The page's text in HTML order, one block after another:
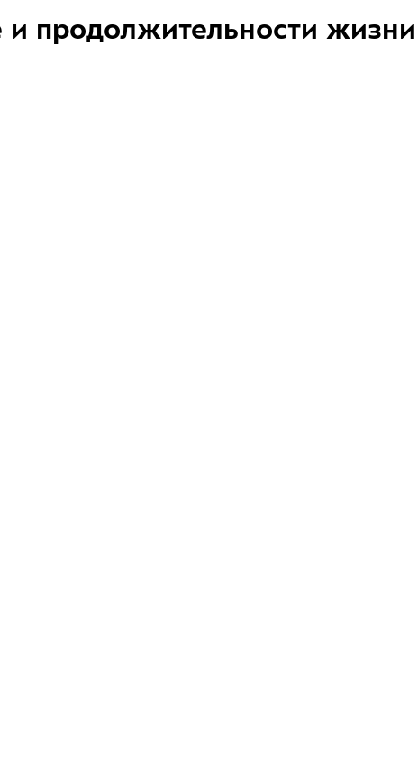
и продолжительности жизни